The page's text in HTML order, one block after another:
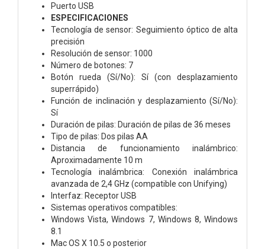
Puerto USB
ESPECIFICACIONES
Tecnología de sensor: Seguimiento óptico de alta
precisión
Resolución de sensor: 1000
Número de botones: 7
Botón rueda (Sí/No): Sí (con desplazamiento
superrápido)
Función de inclinación y desplazamiento (Sí/No):
Sí
Duración de pilas: Duración de pilas de 36 meses
Tipo de pilas: Dos pilas AA
Distancia de funcionamiento inalámbrico:
Aproximadamente 10 m
Tecnología inalámbrica: Conexión inalámbrica
avanzada de 2,4 GHz (compatible con Unifying)
Interfaz: Receptor USB
Sistemas operativos compatibles:
Windows Vista, Windows 7, Windows 8, Windows
8.1
Mac OS X 10.5 o posterior